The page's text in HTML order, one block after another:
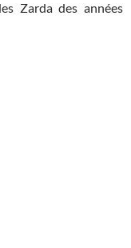
Zarda des années